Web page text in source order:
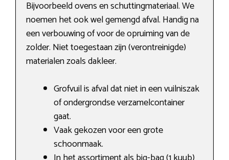
Bijvoorbeeld ovens en schuttingmateriaal. We
noemen het ook wel gemengd afval. Handig na
een verbouwing of voor de opruiming van de
zolder. Niet toegestaan zijn (verontreinigde)
materialen zoals dakleer.
Grofvuil is afval dat niet in een vuilniszak
of ondergrondse verzamelcontainer
gaat.
Vaak gekozen voor een grote
schoonmaak.